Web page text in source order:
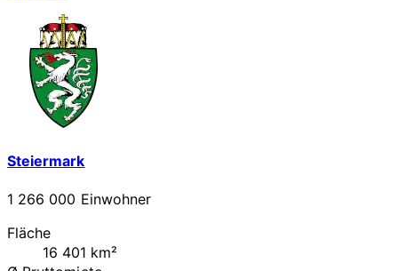
Steiermark
1 266 000 Einwohner
Fläche
16 401 km²